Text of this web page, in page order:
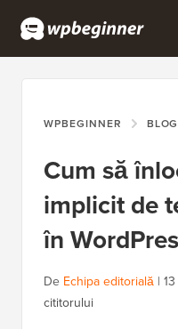
WPBEGINNER BLOG
Cum să
implicit de
în
De Echipa editorială |
cititorului